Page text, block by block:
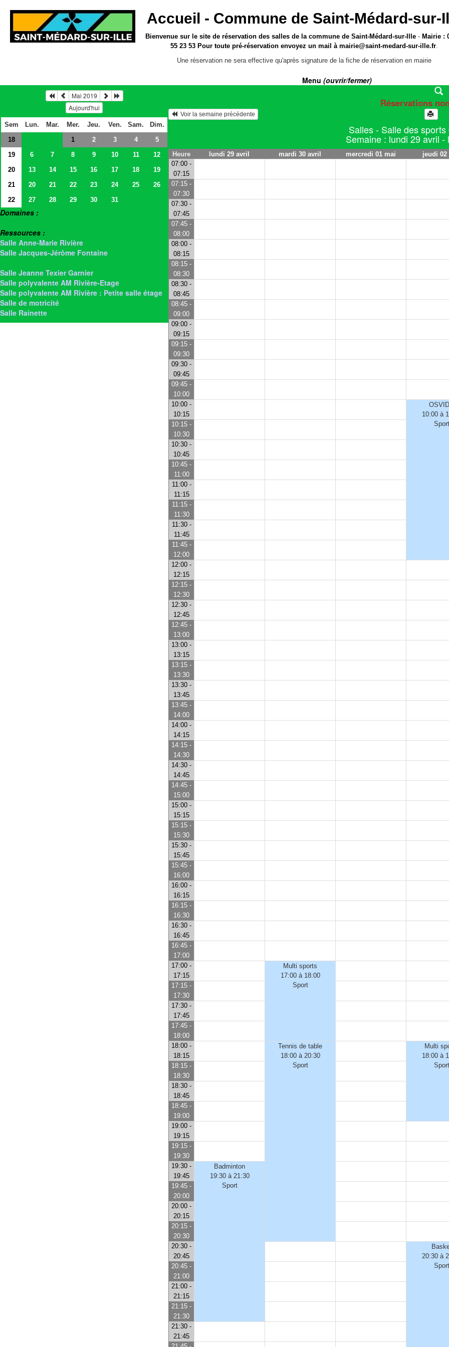
Accueil - Commune de Saint-Médard-sur-
Bienvenue sur le sitede réservation des salles de la commune de Saint-Médard-sur-Ille - Mairie :
55 23 53 Pour toute pré-réservation envoyez un mail àmairie@saint-medard-sur-ille.fr.
Une réservation ne sera effective qu'après signature de la fiche de réservation en mairie
Menu (ouvrir/fermer)
Mai 2019
Aujourd'hui
Sem Lun. Mar. Mer. Jeu. Ven. Sam.
Dim.
18
1 2 3 4
5
19
6 7 8 9 10 11
12
20
13 14 15 16 17 18
19
21
20 21 22 23 24 25
26
22
27 28 29 30 31
Domaines :
Ressources :
Salle Anne-Marie Rivière
Salle Jacques-Jérôme Fontaine
Salle Jeanne Texier Garnier
Salle polyvalente AM Rivière-Etage
Salle polyvalente AM Rivière : Petite salle étage
Salle de motricité
Salle Rainette
Réservations
  Voir la semaine précédente
Salles - Salle des
Semaine : lundi 29 avril -
Heure lundi 29 avril mardi 30 avril mercredi 01 mai jeudi 02
07:00 -
07:15
07:15 -
07:30
07:30 -
07:45
07:45 -
08:00
08:00 -
08:15
08:15 -
08:30
08:30 -
08:45
08:45 -
09:00
09:00 -
09:15
09:15 -
09:30
09:30 -
09:45
09:45 -
10:00
10:00 -
10:15
10:00 à
Sport
10:15 -
10:30
10:30 -
10:45
10:45 -
11:00
11:00 -
11:15
11:15 -
11:30
11:30 -
11:45
11:45 -
12:00
12:00 -
12:15
12:15 -
12:30
12:30 -
12:45
12:45 -
13:00
13:00 -
13:15
13:15 -
13:30
13:30 -
13:45
13:45 -
14:00
14:00 -
14:15
14:15 -
14:30
14:30 -
14:45
14:45 -
15:00
15:00 -
15:15
15:15 -
15:30
15:30 -
15:45
15:45 -
16:00
16:00 -
16:15
16:15 -
16:30
16:30 -
16:45
16:45 -
17:00
17:00 -
17:15
Multi sports
17:00 à 18:00
Sport
17:15 -
17:30
17:30 -
17:45
17:45 -
18:00
18:00 -
18:15
Tennis de table
18:00 à 20:30
Sport
Multi
18:00 à
Sport
18:15 -
18:30
18:30 -
18:45
18:45 -
19:00
19:00 -
19:15
19:15 -
19:30
19:30 -
19:45
Badminton
19:30 à 21:30
Sport
19:45 -
20:00
20:00 -
20:15
20:15 -
20:30
20:30 -
20:45
20:30 à
Sport
20:45 -
21:00
21:00 -
21:15
21:15 -
21:30
21:30 -
21:45